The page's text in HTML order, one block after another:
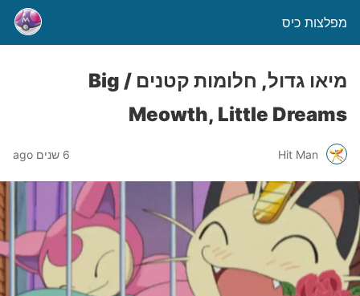
מפלצות כיס
מיאו גדול, חלומות קטנים / Big
Meowth, Little Dreams
Hit Man 6 שנים ago